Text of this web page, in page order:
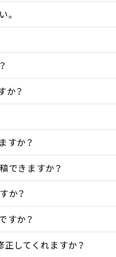
。
か？
すか？
できますか？
か？
すか？
してくれますか？